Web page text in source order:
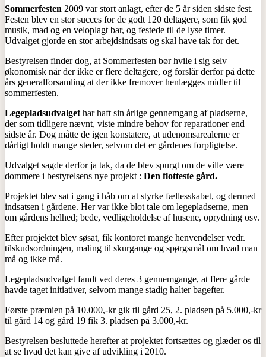
Sommerfesten 2009 var stort anlagt, efter de 5 år siden sidste fest.
Festen blev en stor succes for de godt 120 deltagere, som fik god
musik, mad og en veloplagt bar, og festede til de lyse timer.
Udvalget gjorde en stor arbejdsindsats og skal have tak for det.
Bestyrelsen finder dog, at Sommerfesten bør hvile i sig selv
økonomisk når der ikke er flere deltagere, og forslår derfor på dette
års generalforsamling at der ikke fremover henlægges midler til
sommerfesten.
Legepladsudvalget har haft sin årlige gennemgang af pladserne,
der som tidligere nævnt, viste mindre behov for reparationer end
sidste år. Dog måtte de igen konstatere, at udenomsarealerne er
dårligt holdt mange steder, selvom det er gårdenes forpligtelse.
Udvalget sagde derfor ja tak, da de blev spurgt om de ville være
dommere i bestyrelsens nye projekt : Den flotteste gård.
Projektet blev sat i gang i håb om at styrke fællesskabet, og dermed
indsatsen i gårdene. Her var ikke blot tale om legepladserne, men
om gårdens helhed; bede, vedligeholdelse af husene, oprydning osv.
Efter projektet blev søsat, fik kontoret mange henvendelser vedr.
tilskudsordningen, maling til skurgange og spørgsmål om hvad man
må og ikke må.
Legepladsudvalget fandt ved deres 3 gennemgange, at flere gårde
havde taget initiativer, selvom mange stadig halter bagefter.
Første præmien på 10.000,-kr gik til gård 25, 2. pladsen på 5.000,-kr
til gård 14 og gård 19 fik 3. pladsen på 3.000,-kr.
Bestyrelsen besluttede herefter at projektet fortsættes og glæder os til
at se hvad det kan give af udvikling i 2010.